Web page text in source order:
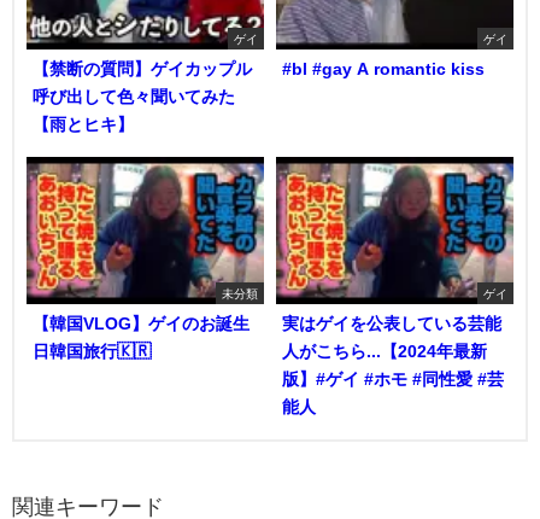
ゲイ
【禁断の質問】ゲイカップル
呼び出して色々聞いてみた
【雨とヒキ】
ゲイ
#bl #gay A romantic kiss
未分類
【韓国VLOG】ゲイのお誕生
日韓国旅行🇰🇷
ゲイ
実はゲイを公表している芸能
人がこちら...【2024年最新
版】#ゲイ #ホモ #同性愛 #芸
能人
関連キーワード